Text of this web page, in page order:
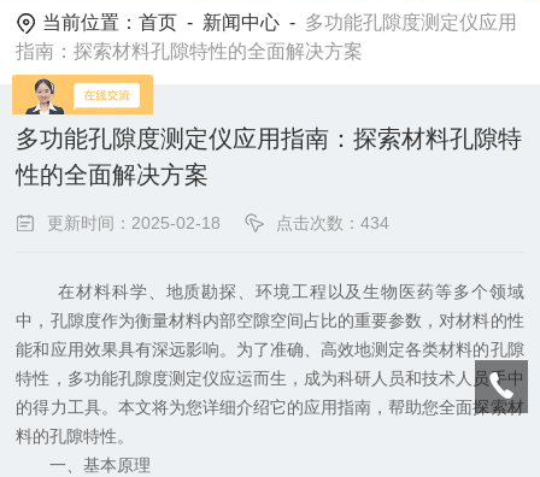
当前位置：首页 - 新闻中心 - 多功能孔隙度测定仪应用
指南：探索材料孔隙特性的全面解决方案
多功能孔隙度测定仪应用指南：探索材料孔隙特
性的全面解决方案
更新时间：2025-02-18 点击次数：434
在材料科学、地质勘探、环境工程以及生物医药等多个领域
中，孔隙度作为衡量材料内部空隙空间占比的重要参数，对材料的性
能和应用效果具有深远影响。为了准确、高效地测定各类材料的孔隙
特性，多功能孔隙度测定仪应运而生，成为科研人员和技术人员手中
的得力工具。本文将为您详细介绍它的应用指南，帮助您全面探索材
料的孔隙特性。
一、基本原理